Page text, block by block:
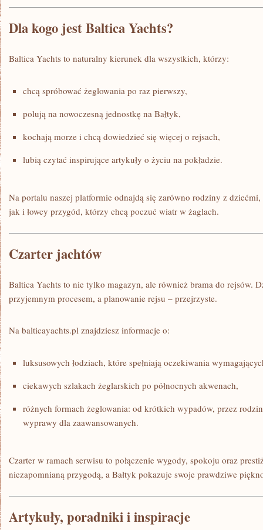
Dla kogo jest Baltica Yachts?
Baltica Yachts to naturalny kierunek dla wszystkich, którzy:
chcą spróbować żeglowania po raz pierwszy,
polują na nowoczesną jednostkę na Bałtyk,
kochają morze i chcą dowiedzieć się więcej o rejsach,
lubią czytać inspirujące artykuły o życiu na pokładzie.
Na portalu naszej platformie odnajdą się zarówno rodziny z
jak i łowcy przygód, którzy chcą poczuć wiatr w żaglach.
Czarter jachtów
Baltica Yachts to nie tylko magazyn, ale również brama do rejsów.
przyjemnym procesem, a planowanie rejsu – przejrzyste.
Na balticayachts.pl znajdziesz informacje o:
luksusowych łodziach, które spełniają oczekiwania
ciekawych szlakach żeglarskich po północnych akwenach,
różnych formach żeglowania: od krótkich wypadów, przez
wyprawy dla zaawansowanych.
Czarter w ramach serwisu to połączenie wygody, spokoju oraz
niezapomnianą przygodą, a Bałtyk pokazuje swoje prawdziwe
Artykuły, poradniki i inspiracje